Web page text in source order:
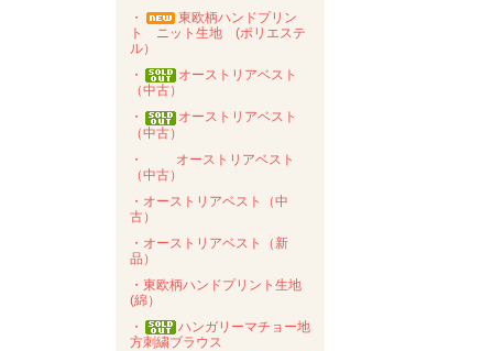
・
東欧柄ハンドプリン
ト ニット生地 (ポリエステ
ル）
・
オーストリアベスト
（中古）
・
オーストリアベスト
（中古）
・
オーストリアベスト
（中古）
・オーストリアベスト（中
古）
・オーストリアベスト（新
品）
・東欧柄ハンドプリント生地
(綿）
・
ハンガリーマチョー地
方刺繍ブラウス